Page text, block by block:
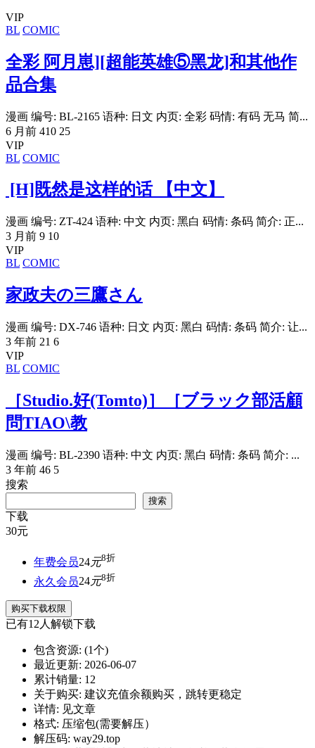
VIP
BL COMIC
全彩 阿月崽][超能英雄⑤黑龙]和其他作
品合集
漫画 编号: BL-2165 语种: 日文 内页: 全彩 码情: 有码 无马 简...
6 月前 410 25
VIP
BL COMIC
[H]既然是这样的话 【中文】
漫画 编号: ZT-424 语种: 中文 内页: 黑白 码情: 条码 简介: 正...
3 月前 9 10
VIP
BL COMIC
家政夫の三鷹さん
漫画 编号: DX-746 语种: 日文 内页: 黑白 码情: 条码 简介: 让...
3 年前 21 6
VIP
BL COMIC
［Studio.好(Tomto)］［ブラック部活顧
問TIAO\教
漫画 编号: BL-2390 语种: 中文 内页: 黑白 码情: 条码 简介: ...
3 年前 46 5
搜索
搜索
下载
30元
年费会员24元8折
永久会员24元8折
购买下载权限
已有12人解锁下载
包含资源: (1个)
最近更新: 2026-06-07
累计销量: 12
关于购买: 建议充值余额购买，跳转更稳定
详情: 见文章
格式: 压缩包(需要解压）
解压码: way29.top